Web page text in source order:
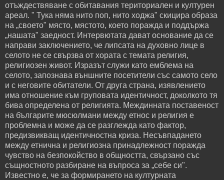
отъждествяване с обитавания териториален и културен
ареал. " Тука няма нито поп, нито ходжа" скицира образа
на „своето" място, мястото, което поражда и поддържа
„нашата" заедност. Интервютата дават основание да се
направи заключението, че липсата на духовно лице в
селото не се свързва от хората с темата религия,
религиозен живот. Изразът служи като емблема на
селото, запознава външните посетители със самото село
и с неговите обитатели. От друга страна, изявлението
има отношение към груповата идентичност, доколкото тя
бива определена от религията. Междинната поставеност
на българите мюсюлмани между етнос и религия е
проблемна и може да се разглежда като фактор,
предизвикващ идентичностна криза. Несъвпадането
между етнична и религиозна принадлежност поражда
чувство на безпокойство в общността, свързано със
същностното разбиране на въпроса за „себе си".
Известно е, че за формирането на културната